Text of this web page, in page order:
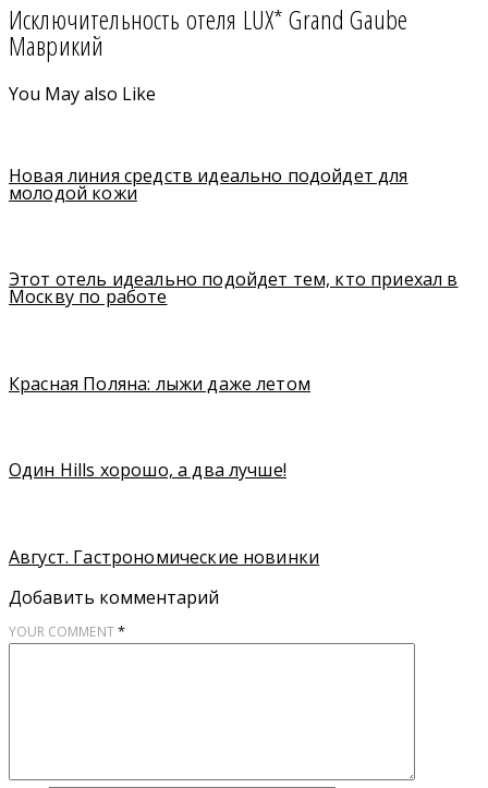
Исключительность отеля LUX* Grand Gaube
Маврикий
You May also Like
Новая линия средств идеально подойдет для
молодой кожи
Этот отель идеально подойдет тем, кто приехал в
Москву по работе
Красная Поляна: лыжи даже летом
Один Hills хорошо, а два лучше!
Август. Гастрономические новинки
Добавить комментарий
YOUR COMMENT*